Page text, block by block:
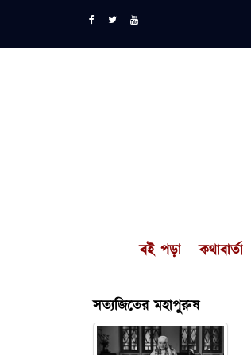
বই পড়া কথাবার্তা
সত্যজিতের মহাপুরুষ